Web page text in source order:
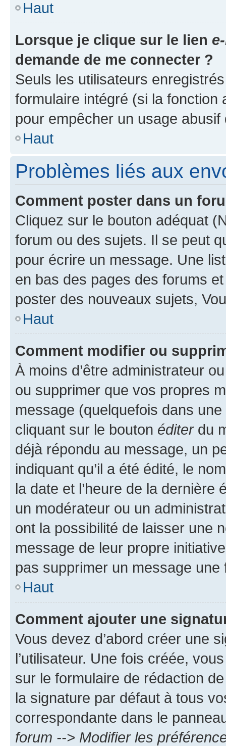
Haut
Lorsque je clique sur le lien
demande de me connecter ?
Seuls les utilisateurs
formulaire intégré (si la fonction
pour empêcher un usage
Haut
Problèmes liés aux
Comment poster dans un
Cliquez sur le bouton adéquat
forum ou des sujets. Il se peut
pour écrire un message. Une
en bas des pages des forums
poster des nouveaux sujets,
Haut
Comment modifier ou
À moins d’être administrateur
ou supprimer que vos propres
message (quelquefois dans
cliquant sur le bouton éditerdu
déjà répondu au message, un
indiquant qu’il a été édité, le
la date et l’heure de la dernière
un modérateur ou un
ont la possibilité de laisser une
message de leur propre
pas supprimer un message une
Haut
Comment ajouter une
Vous devez d’abord créer une
l’utilisateur. Une fois créée,
sur le formulaire de rédaction
la signature par défaut à tous
correspondante dans le
forum --> Modifier les